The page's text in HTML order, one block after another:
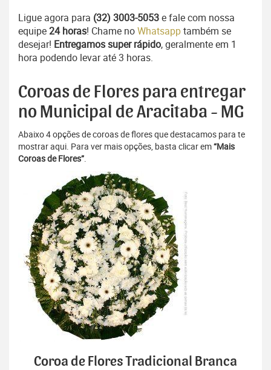
Ligue agora para (32) 3003-5053e fale com nossa
equipe24 horas! Chame noWhatsapptambém se
desejar! Entregamos super rápido, geralmente em 1
hora podendo levar até 3 horas.
Coroas de Flores para entregar
no Municipal de Aracitaba - MG
Abaixo 4 opções de coroas de flores que destacamos para te
mostrar aqui. Para ver mais opções, basta clicar em“Mais
Coroas de Flores”.
Coroa de Flores Tradicional Branca